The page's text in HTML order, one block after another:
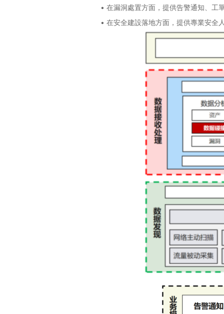
• 在漏洞處置方面，提供告警通知、工
• 在安全建設落地方面，提供專業安全